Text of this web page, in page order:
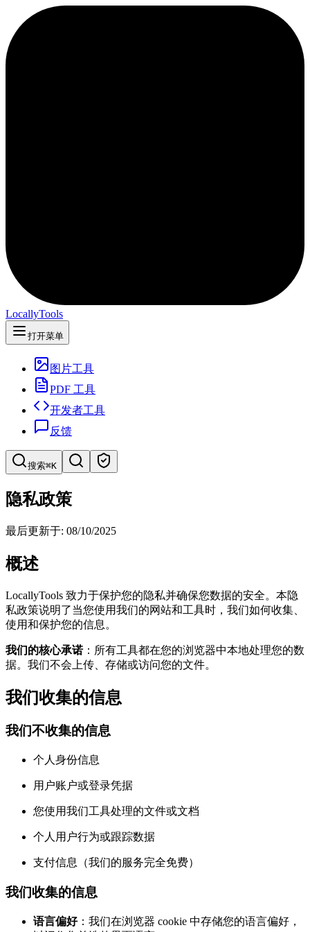
LocallyTools
打开菜单
图片工具
PDF 工具
开发者工具
反馈
搜索⌘K
搜索工具
快速搜索工具
隐私政策
最后更新于: 08/10/2025
概述
LocallyTools 致力于保护您的隐私并确保您数据的安全。本隐
私政策说明了当您使用我们的网站和工具时，我们如何收集、
使用和保护您的信息。
我们的核心承诺：所有工具都在您的浏览器中本地处理您的数
据。我们不会上传、存储或访问您的文件。
我们收集的信息
我们不收集的信息
个人身份信息
用户账户或登录凭据
您使用我们工具处理的文件或文档
个人用户行为或跟踪数据
支付信息（我们的服务完全免费）
我们收集的信息
语言偏好：我们在浏览器 cookie 中存储您的语言偏好，